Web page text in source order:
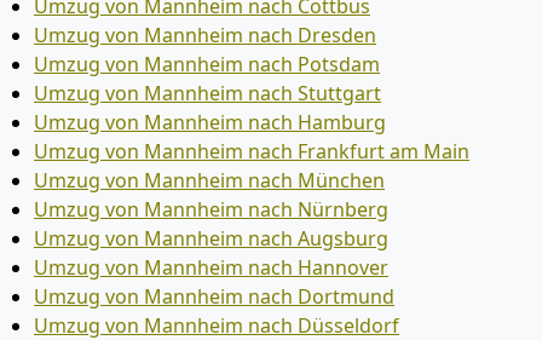
Umzug von Mannheim nach Cottbus
Umzug von Mannheim nach Dresden
Umzug von Mannheim nach Potsdam
Umzug von Mannheim nach Stuttgart
Umzug von Mannheim nach Hamburg
Umzug von Mannheim nach Frankfurt am Main
Umzug von Mannheim nach München
Umzug von Mannheim nach Nürnberg
Umzug von Mannheim nach Augsburg
Umzug von Mannheim nach Hannover
Umzug von Mannheim nach Dortmund
Umzug von Mannheim nach Düsseldorf